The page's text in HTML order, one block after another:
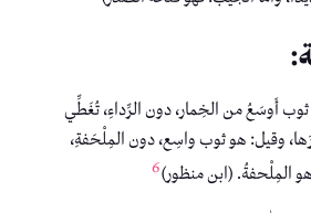
أَوسَعُ من الخِمار، دون الرِّداءِ، تُغَطِّي
وقيل: هو ثوب واسِع، دون المِلْحَفةِ،
المِلْحفةُ. (ابن منظور)6